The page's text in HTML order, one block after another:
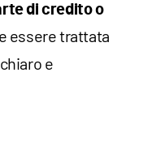
di credito o
essere trattata
e